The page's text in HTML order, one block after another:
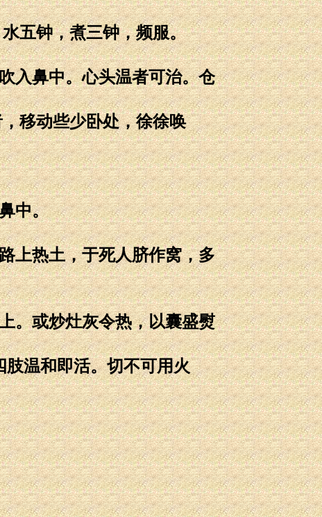
五钟，煮三钟，频服。
入鼻中。心头温者可治。仓
移动些少卧处，徐徐唤
中。
上热土，于死人脐作窝，多
。或炒灶灰令热，以囊盛熨
温和即活。切不可用火